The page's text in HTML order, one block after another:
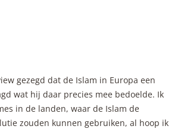
gezegd dat de Islam in Europa een
wat hij daar precies mee bedoelde. Ik
in de landen, waar de Islam de
zouden kunnen gebruiken, al hoop ik